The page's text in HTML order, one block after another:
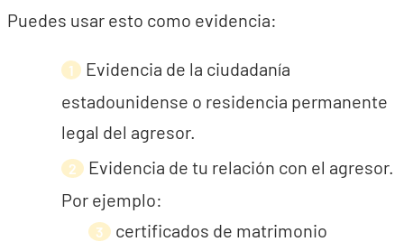
Puedes usar esto como evidencia:
Evidencia de la ciudadanía
estadounidense o residencia permanente
legal del agresor.
Evidencia de tu relación con el agresor.
Por ejemplo:
certificados de matrimonio